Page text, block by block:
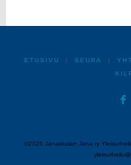
ETUSIVU | SEURA |
©2026 Janakkalan Jana ry